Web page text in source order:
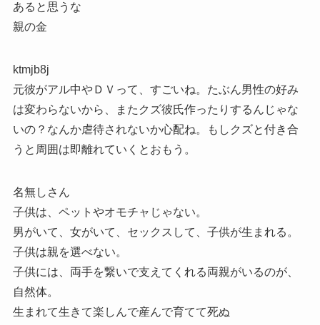
あると思うな
親の金
ktmjb8j
元彼がアル中やＤＶって、すごいね。たぶん男性の好み
は変わらないから、またクズ彼氏作ったりするんじゃな
いの？なんか虐待されないか心配ね。もしクズと付き合
うと周囲は即離れていくとおもう。
名無しさん
子供は、ペットやオモチャじゃない。
男がいて、女がいて、セックスして、子供が生まれる。
子供は親を選べない。
子供には、両手を繋いで支えてくれる両親がいるのが、
自然体。
生まれて生きて楽しんで産んで育てて死ぬ